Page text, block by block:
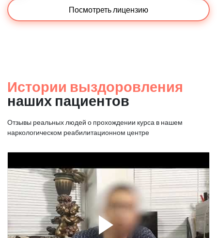
Посмотреть лицензию
Истории выздоровления
наших пациентов
Отзывы реальных людей о прохождении курса в нашем
наркологическом реабилитационном центре